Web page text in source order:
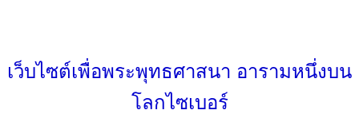
เว็บไซต์เพื่อพระพุทธศาสนา อารามหนึ่งบน
โลกไซเบอร์